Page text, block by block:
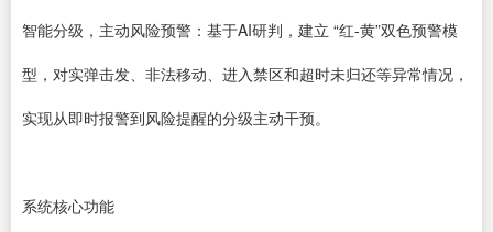
智能分级，主动风险预警：基于AI研判，建立 “红-黄”双色预警模
型，对实弹击发、非法移动、进入禁区和超时未归还等异常情况，
实现从即时报警到风险提醒的分级主动干预。
系统核心功能